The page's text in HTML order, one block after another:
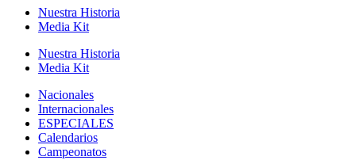
Nuestra Historia
Media Kit
Nuestra Historia
Media Kit
Nacionales
Internacionales
ESPECIALES
Calendarios
Campeonatos